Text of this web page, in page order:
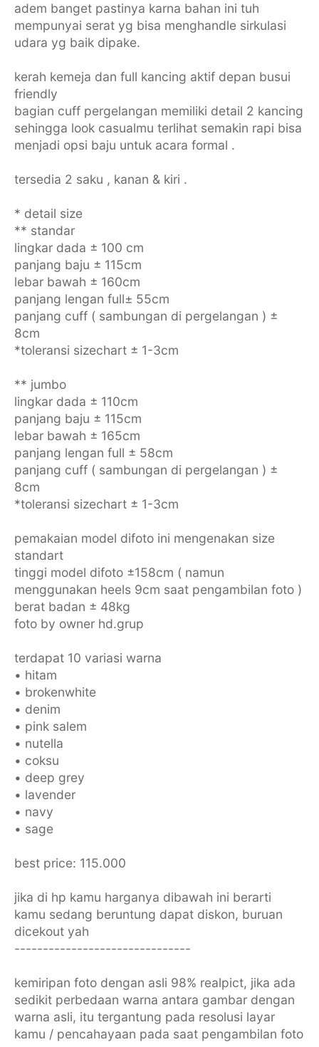
adem banget pastinya karna bahan ini tuh
mempunyai serat yg bisa menghandle sirkulasi
udara yg baik dipake.
kerah kemeja dan full kancing aktif depan busui
friendly
bagian cuff pergelangan memiliki detail 2 kancing
sehingga look casualmu terlihat semakin rapi bisa
menjadi opsi baju untuk acara formal .
tersedia 2 saku , kanan & kiri .
* detail size
** standar
lingkar dada ± 100 cm
panjang baju ± 115cm
lebar bawah ± 160cm
panjang lengan full± 55cm
panjang cuff ( sambungan di pergelangan ) ±
8cm
*toleransi sizechart ± 1-3cm
** jumbo
lingkar dada ± 110cm
panjang baju ± 115cm
lebar bawah ± 165cm
panjang lengan full ± 58cm
panjang cuff ( sambungan di pergelangan ) ±
8cm
*toleransi sizechart ± 1-3cm
pemakaian model difoto ini mengenakan size
standart
tinggi model difoto ±158cm ( namun
menggunakan heels 9cm saat pengambilan foto )
berat badan ± 48kg
foto by owner hd.grup
terdapat 10 variasi warna
• hitam
• brokenwhite
• ⁠denim
• pink salem
• nutella
• ⁠coksu
• deep grey
• ⁠lavender
• ⁠navy
• ⁠sage
best price: 115.000
jika di hp kamu harganya dibawah ini berarti
kamu sedang beruntung dapat diskon, buruan
dicekout yah
-------------------------------
kemiripan foto dengan asli 98% realpict, jika ada
sedikit perbedaan warna antara gambar dengan
warna asli, itu tergantung pada resolusi layar
kamu / pencahayaan pada saat pengambilan foto